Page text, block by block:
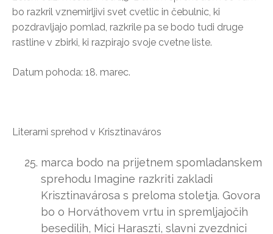
bo razkril vznemirljivi svet cvetlic in čebulnic, ki
pozdravljajo pomlad, razkrile pa se bodo tudi druge
rastline v zbirki, ki razpirajo svoje cvetne liste.
Datum pohoda: 18. marec.
Literarni sprehod v Krisztinaváros
marca bodo na prijetnem spomladanskem
sprehodu Imagine razkriti zakladi
Krisztinavárosa s preloma stoletja. Govora
bo o Horváthovem vrtu in spremljajočih
besedilih, Mici Haraszti, slavni zvezdnici